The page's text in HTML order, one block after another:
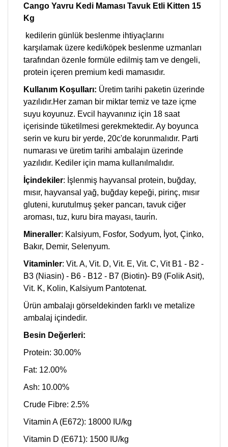
Cango Yavru Kedi Maması Tavuk Etli Kitten 15
Kg
kedilerin günlük beslenme ihtiyaçlarını
karşılamak üzere kedi/köpek beslenme uzmanları
tarafından özenle formüle edilmiş tam ve dengeli,
protein içeren premium kedi mamasıdır.
Kullanım Koşulları: Üretim tarihi paketin üzerinde
yazılıdır.Her zaman bir miktar temiz ve taze içme
suyu koyunuz. Evcil hayvanınız için 18 saat
içerisinde tüketilmesi gerekmektedir. Ay boyunca
serin ve kuru bir yerde, 20c'de korunmalıdır. Parti
numarası ve üretim tarihi ambalajın üzerinde
yazılıdır. Kediler için mama kullanılmalıdır.
İçindekiler: İşlenmiş hayvansal protein, buğday,
mısır, hayvansal yağ, buğday kepeği, pirinç, mısır
gluteni, kurutulmuş şeker pancarı, tavuk ciğer
aroması, tuz, kuru bira mayası, tauri̇n.
Mineraller: Kalsiyum, Fosfor, Sodyum, İyot, Çinko,
Bakır, Demir, Selenyum.
Vitaminler: Vit. A, Vit. D, Vit. E, Vit. C, Vit B1 - B2 -
B3 (Niasin) - B6 - B12 - B7 (Biotin)- B9 (Folik Asit),
Vit. K, Kolin, Kalsiyum Pantotenat.
Ürün ambalajı görseldekinden farklı ve metalize
ambalaj içindedir.
Besin Değerleri:
Protein: 30.00%
Fat: 12.00%
Ash: 10.00%
Crude Fibre: 2.5%
Vitamin A (E672): 18000 IU/kg
Vitamin D (E671): 1500 IU/kg